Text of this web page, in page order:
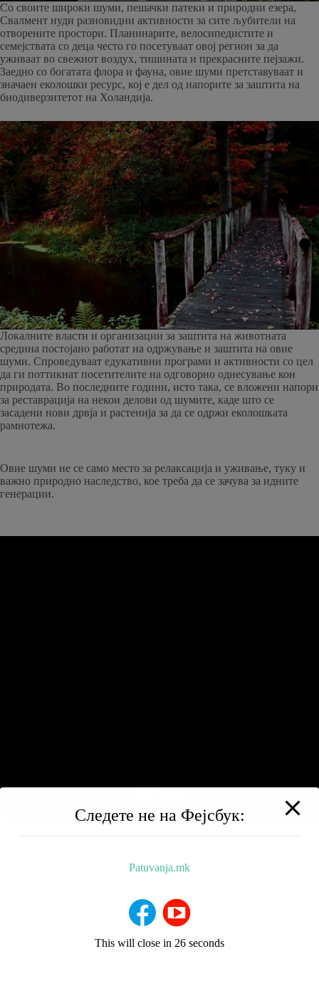
Со своите широки шуми, пешачки патеки и природни езера,
Свалмент нуди разновидни активности за сите љубители на
отворените простори. Планинарите, велосипедистите и
семејствата со деца често го посетуваат овој регион за да
уживаат во свежиот воздух, тишината и прекрасните пејзажи.
Заедно со богатата флора и фауна, овие шуми претставуваат и
значаен еколошки ресурс, кој е дел од напорите за заштита на
биодиверзитетот на Холандија.
Локалните власти и организации за заштита на животната
средина постојано работат на одржување и заштита на овие
шуми. Спроведуваат едукативни програми и активности со цел
да ги поттикнат посетителите на одговорно однесување кон
природата. Во последните години, исто така, се вложени напори
за реставрација на некои делови од шумите, каде што се
засадени нови дрвја и растенија за да се одржи еколошката
рамнотежа.
Овие шуми не се само место за релаксација и уживање, туку и
важно природно наследство, кое треба да се зачува за идните
генерации.
BALKAN TRIP
НИЗ МАКЕДОНИЈА
Следете не на Фејсбук:
Patuvanja.mk
This will close in 25 seconds